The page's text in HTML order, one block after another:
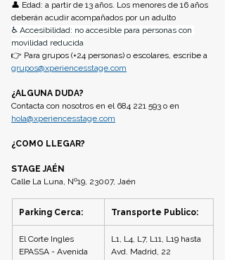
👤 Edad: a partir de 13 años. Los menores de 16 años
deberán acudir acompañados por un adulto
♿ Accesibilidad: no accesible para personas con
movilidad reducida
👉 Para grupos (+24 personas) o escolares, escribe a
grupos@xperiencesstage.com
¿ALGUNA DUDA?
Contacta con nosotros en el 684 221 593 o en
hola@xperiencesstage.com
¿COMO LLEGAR?
STAGE JAÉN
Calle La Luna, Nº19, 23007, Jaén
Parking Cerca: Transporte Publico:
El Corte Ingles
EPASSA - Avenida
L1, L4, L7, L11, L19 hasta
Avd. Madrid, 22